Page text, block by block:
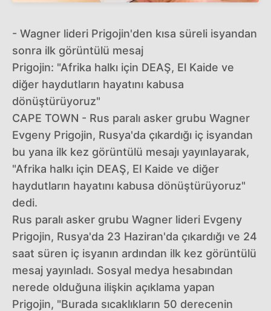
- Wagner lideri Prigojin'den kısa süreli isyandan
sonra ilk görüntülü mesaj
Prigojin: "Afrika halkı için DEAŞ, El Kaide ve
diğer haydutların hayatını kabusa
dönüştürüyoruz"
CAPE TOWN - Rus paralı asker grubu Wagner
Evgeny Prigojin, Rusya'da çıkardığı iç isyandan
bu yana ilk kez görüntülü mesajı yayınlayarak,
"Afrika halkı için DEAŞ, El Kaide ve diğer
haydutların hayatını kabusa dönüştürüyoruz"
dedi.
Rus paralı asker grubu Wagner lideri Evgeny
Prigojin, Rusya'da 23 Haziran'da çıkardığı ve 24
saat süren iç isyanın ardından ilk kez görüntülü
mesaj yayınladı. Sosyal medya hesabından
nerede olduğuna ilişkin açıklama yapan
Prigojin, "Burada sıcaklıkların 50 derecenin